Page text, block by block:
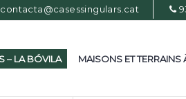
contacta@casessingulars.cat
– LA BÓVILA MAISONS ET TERRAINS